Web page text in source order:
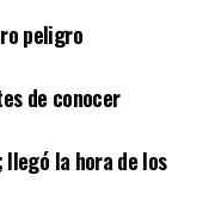
peligro
de conocer
llegó la hora de los